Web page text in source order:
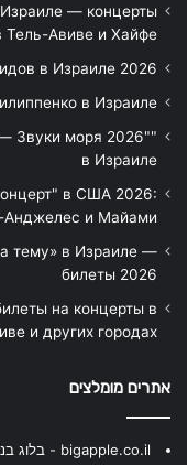
Израиле — концерты
Тель-Авиве и Хайфе
в Израиле 2026
в Израиле
Звуки моря 2026"
в Израиле
в США 2026:
Анджелес и Майами
тему» в Израиле —
билеты 2026
на концерты в
и других городах
אתרים מומלצים
bigapple.co.il - בלוג בניית אתרים